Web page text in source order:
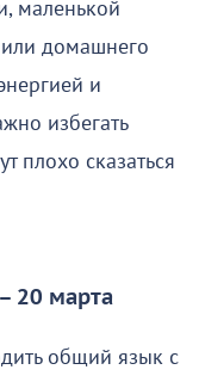
маленькой
домашнего
и
избегать
плохо сказаться
20 марта
общий язык с